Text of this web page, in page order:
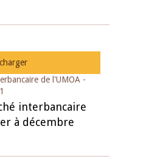
de l'UMOA -
interbancaire
à décembre